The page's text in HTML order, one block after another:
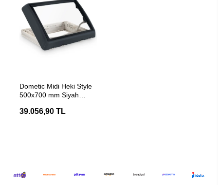
Dometic Midi Heki Style
500x700 mm Siyah
39.056,90 TL